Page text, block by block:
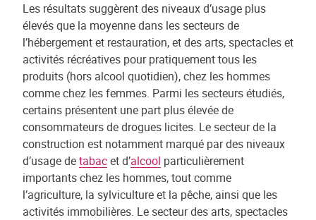
Les résultats suggèrent des niveaux d’usage plus
élevés que la moyenne dans les secteurs de
l’hébergement et restauration, et des arts, spectacles et
activités récréatives pour pratiquement tous les
produits (hors alcool quotidien), chez les hommes
comme chez les femmes. Parmi les secteurs étudiés,
certains présentent une part plus élevée de
consommateurs de drogues licites. Le secteur de la
construction est notamment marqué par des niveaux
d’usage detabacet d’alcool particulièrement
importants chez les hommes, tout comme
l’agriculture, la sylviculture et la pêche, ainsi que les
activités immobilières. Le secteur des arts, spectacles